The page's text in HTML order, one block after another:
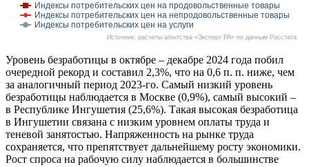
Индексы потребительских цен на продовольственные товары
Индексы потребительских цен на непродовольственные товары
Индексы потребительских цен на услуги
Источник: расчеты агентства «Эксперт РА» по данным Росстата
Уровень безработицы в октябре – декабре 2024 года побил
очередной рекорд и составил 2,3%, что на 0,6 п. п. ниже, чем
за аналогичный период 2023-го. Самый низкий уровень
безработицы наблюдается в Москве (0,9%), самый высокий –
в Республике Ингушетия (25,6%). Такая высокая безработица
в Ингушетии связана с низким уровнем оплаты труда и
теневой занятостью. Напряженность на рынке труда
сохраняется, что препятствует дальнейшему росту экономики.
Рост спроса на рабочую силу наблюдается в большинстве